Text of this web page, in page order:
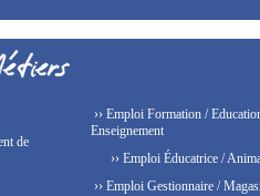
de
›› Emploi Formation /
Enseignement
›› Emploi Éducatrice /
›› Emploi Gestionnaire /